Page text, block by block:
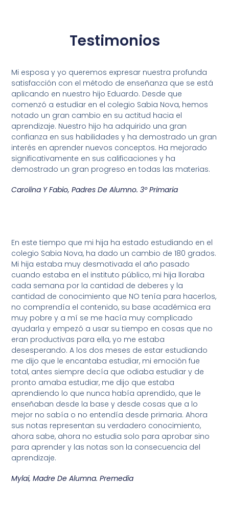
Testimonios
Mi esposa y yo queremos expresar nuestra profunda
satisfacción con el método de enseñanza que se está
aplicando en nuestro hijo Eduardo. Desde que
comenzó a estudiar en el colegio Sabia Nova, hemos
notado un gran cambio en su actitud hacia el
aprendizaje. Nuestro hijo ha adquirido una gran
confianza en sus habilidades y ha demostrado un gran
interés en aprender nuevos conceptos. Ha mejorado
significativamente en sus calificaciones y ha
demostrado un gran progreso en todas las materias.
Carolina Y Fabio, Padres De Alumno. 3º Primaria
En este tiempo que mi hija ha estado estudiando en el
colegio Sabia Nova, ha dado un cambio de 180 grados.
Mi hija estaba muy desmotivada el año pasado
cuando estaba en el instituto público, mi hija lloraba
cada semana por la cantidad de deberes y la
cantidad de conocimiento que NO tenía para hacerlos,
no comprendía el contenido, su base académica era
muy pobre y a mí se me hacía muy complicado
ayudarla y empezó a usar su tiempo en cosas que no
eran productivas para ella, yo me estaba
desesperando. A los dos meses de estar estudiando
me dijo que le encantaba estudiar, mi emoción fue
total, antes siempre decía que odiaba estudiar y de
pronto amaba estudiar, me dijo que estaba
aprendiendo lo que nunca había aprendido, que le
enseñaban desde la base y desde cosas que a lo
mejor no sabía o no entendía desde primaria. Ahora
sus notas representan su verdadero conocimiento,
ahora sabe, ahora no estudia solo para aprobar sino
para aprender y las notas son la consecuencia del
aprendizaje.
Mylai, Madre De Alumna. Premedia